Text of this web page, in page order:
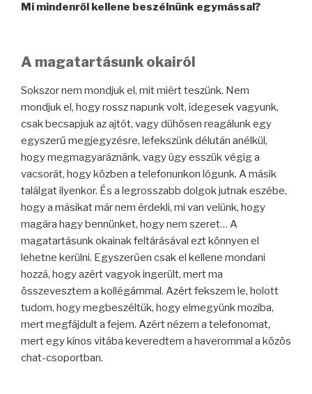
Mi mindenről kellene beszélnünk egymással?
A magatartásunk okairól
Sokszor nem mondjuk el, mit miért teszünk. Nem
mondjuk el, hogy rossz napunk volt, idegesek vagyunk,
csak becsapjuk az ajtót, vagy dühösen reagálunk egy
egyszerű megjegyzésre, lefekszünk délután anélkül,
hogy megmagyaráznánk, vagy úgy esszük végig a
vacsorát, hogy közben a telefonunkon lógunk. A másik
találgat ilyenkor. És a legrosszabb dolgok jutnak eszébe,
hogy a másikat már nem érdekli, mi van velünk, hogy
magára hagy bennünket, hogy nem szeret… A
magatartásunk okainak feltárásával ezt könnyen el
lehetne kerülni. Egyszerűen csak el kellene mondani
hozzá, hogy azért vagyok ingerült, mert ma
összevesztem a kollégámmal. Azért fekszem le, holott
tudom, hogy megbeszéltük, hogy elmegyünk moziba,
mert megfájdult a fejem. Azért nézem a telefonomat,
mert egy kínos vitába keveredtem a haverommal a közös
chat-csoportban.